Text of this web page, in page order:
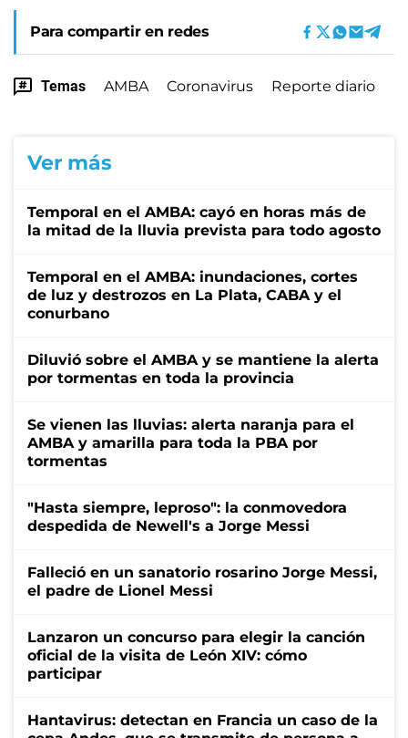
Para compartir en redes
Temas AMBA Coronavirus Reporte diario
Ver más
Temporal en el AMBA: cayó en horas más de
la mitad de la lluvia prevista para todo agosto
Temporal en el AMBA: inundaciones, cortes
de luz y destrozos en La Plata, CABA y el
conurbano
Diluvió sobre el AMBA y se mantiene la alerta
por tormentas en toda la provincia
Se vienen las lluvias: alerta naranja para el
AMBA y amarilla para toda la PBA por
tormentas
"Hasta siempre, leproso": la conmovedora
despedida de Newell's a Jorge Messi
Falleció en un sanatorio rosarino Jorge Messi,
el padre de Lionel Messi
Lanzaron un concurso para elegir la canción
oficial de la visita de León XIV: cómo
participar
Hantavirus: detectan en Francia un caso de la